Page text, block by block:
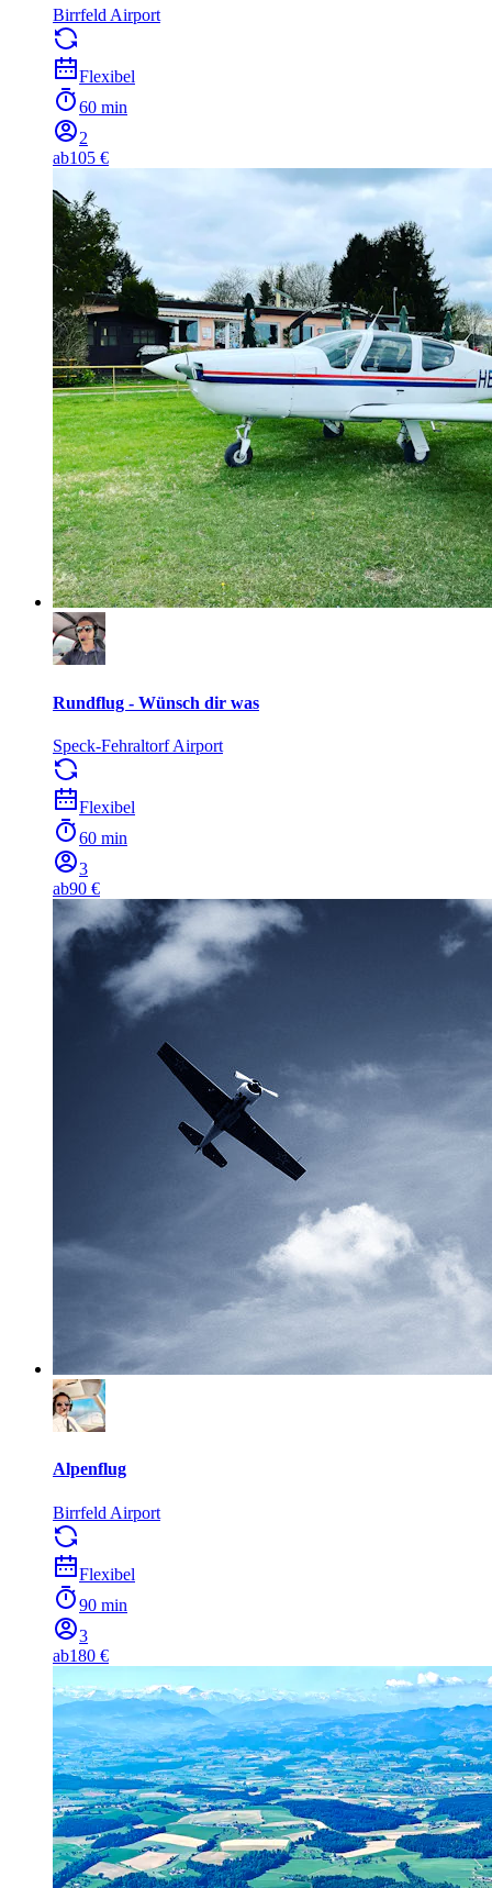
Birrfeld Airport
Flexibel
60 min
2
ab105 €
Rundflug - Wünsch dir was
Speck-Fehraltorf Airport
Flexibel
60 min
3
ab90 €
Alpenflug
Birrfeld Airport
Flexibel
90 min
3
ab180 €